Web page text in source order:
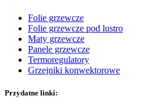
Folie grzewcze
Folie grzewcze pod lustro
Maty grzewcze
Panele grzewcze
Termoregulatory
Grzejniki konwektorowe
Przydatne linki: